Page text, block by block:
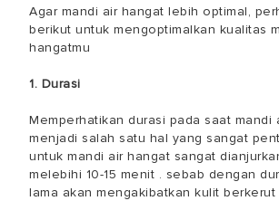
Agar mandi air hangat lebih optimal,
berikut untuk mengoptimalkan kualitas
hangatmu
1. Durasi
Memperhatikan durasi pada saat mandi
menjadi salah satu hal yang sangat
untuk mandi air hangat sangat
melebihi 10-15 menit . sebab dengan
lama akan mengakibatkan kulit berkerut